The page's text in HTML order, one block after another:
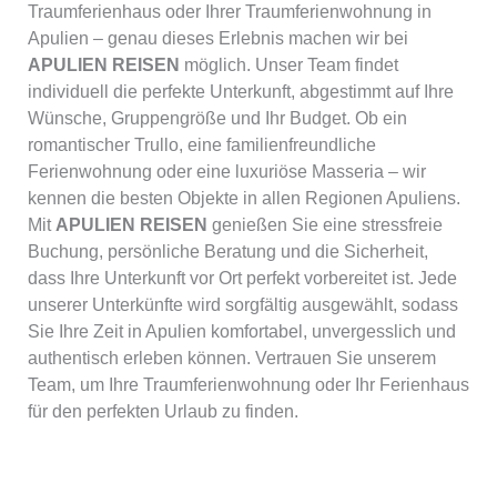
Traumferienhaus oder Ihrer Traumferienwohnung in
Apulien – genau dieses Erlebnis machen wir bei
APULIEN REISEN möglich. Unser Team findet
individuell die perfekte Unterkunft, abgestimmt auf Ihre
Wünsche, Gruppengröße und Ihr Budget. Ob ein
romantischer Trullo, eine familienfreundliche
Ferienwohnung oder eine luxuriöse Masseria – wir
kennen die besten Objekte in allen Regionen Apuliens.
Mit APULIEN REISEN genießen Sie eine stressfreie
Buchung, persönliche Beratung und die Sicherheit,
dass Ihre Unterkunft vor Ort perfekt vorbereitet ist. Jede
unserer Unterkünfte wird sorgfältig ausgewählt, sodass
Sie Ihre Zeit in Apulien komfortabel, unvergesslich und
authentisch erleben können. Vertrauen Sie unserem
Team, um Ihre Traumferienwohnung oder Ihr Ferienhaus
für den perfekten Urlaub zu finden.